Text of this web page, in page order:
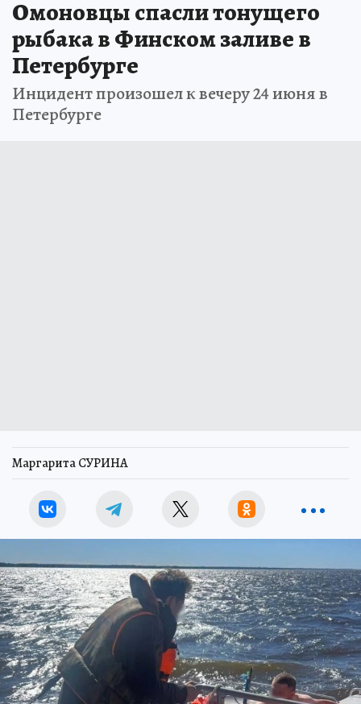
Омоновцы спасли тонущего
рыбака в Финском заливе в
Петербурге
Инцидент произошел к вечеру 24 июня в
Петербурге
Маргарита СУРИНА